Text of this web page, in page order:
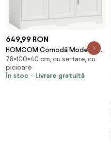
649,99 RON
HOMCOM Comodă Modernă
din Lemn cu 2 Sertare și 2
Dulapuri, 100x40x78 cm, Alb și
Culoare Lemn | Aosom Romania
78×100×40 cm, cu sertare, cu
picioare
În stoc
Livrare gratuită